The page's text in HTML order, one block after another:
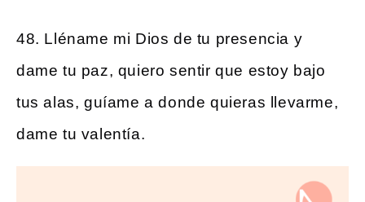
48. Lléname mi Dios de tu presencia y
dame tu paz, quiero sentir que estoy bajo
tus alas, guíame a donde quieras llevarme,
dame tu valentía.